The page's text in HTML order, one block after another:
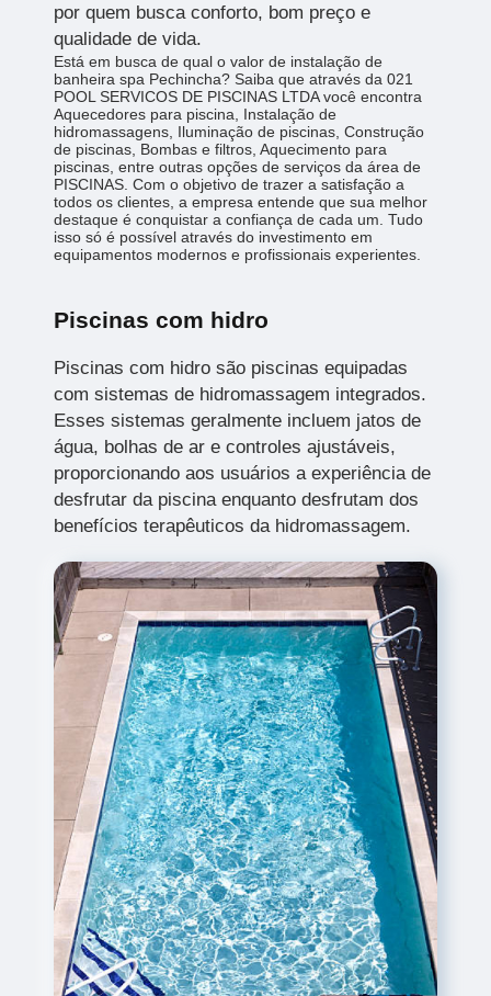
por quem busca conforto, bom preço e
qualidade de vida.
Está em busca de qual o valor de instalação de
banheira spa Pechincha? Saiba que através da 021
POOL SERVICOS DE PISCINAS LTDA você encontra
Aquecedores para piscina, Instalação de
hidromassagens, Iluminação de piscinas, Construção
de piscinas, Bombas e filtros, Aquecimento para
piscinas, entre outras opções de serviços da área de
PISCINAS. Com o objetivo de trazer a satisfação a
todos os clientes, a empresa entende que sua melhor
destaque é conquistar a confiança de cada um. Tudo
isso só é possível através do investimento em
equipamentos modernos e profissionais experientes.
Piscinas com hidro
Piscinas com hidro são piscinas equipadas
com sistemas de hidromassagem integrados.
Esses sistemas geralmente incluem jatos de
água, bolhas de ar e controles ajustáveis,
proporcionando aos usuários a experiência de
desfrutar da piscina enquanto desfrutam dos
benefícios terapêuticos da hidromassagem.